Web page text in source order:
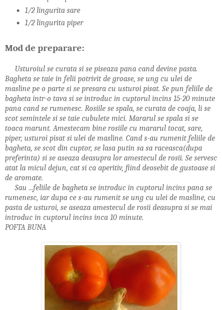
1/2 lingurita sare
1/2 lingurita piper
Mod de preparare:
Usturoiul se curata si se piseaza pana cand devine pasta.
Bagheta se taie in felii potrivit de groase, se ung cu ulei de
masline pe o parte si se presara cu usturoi pisat. Se pun feliile de
bagheta intr-o tava si se introduc in cuptorul incins 15-20 minute
pana cand se rumenesc. Rosiile se spala, se curata de coaja, li se
scot semintele si se taie cubulete mici. Mararul se spala si se
toaca marunt. Amestecam bine rosiile cu mararul tocat, sare,
piper, usturoi pisat si ulei de masline. Cand s-au rumenit feliile de
bagheta, se scot din cuptor, se lasa putin sa sa raceasca(dupa
preferinta) si se aseaza deasupra lor amestecul de rosii. Se servesc
atat la micul dejun, cat si ca aperitiv, fiind deosebit de gustoase si
de aromate.
Sau ...feliile de bagheta se introduc in cuptorul incins pana se
rumenesc, iar dupa ce s-au rumenit se ung cu ulei de masline, cu
pasta de usturoi, se aseaza amestecul de rosii deasupra si se mai
introduc in cuptorul incins inca 10 minute.
POFTA BUNA